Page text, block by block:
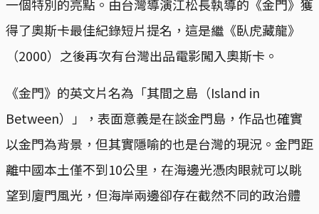
一個特別的亮點。由台灣導演江松長執導的《金門》獲
得了奧斯卡最佳紀錄短片提名，這是繼《臥虎藏龍》
（2000）之後再次有台灣出品電影闖入奧斯卡。
《金門》的英文片名為「其間之島（Island in
Between）」，表面意義是在談金門島，作品也確實
以金門為背景，但其實隱喻的也是台灣的現況。金門距
離中國本土僅不到10公里，在海邊光憑肉眼就可以眺
望到廈門風光，但海岸兩邊卻存在截然不同的政治體